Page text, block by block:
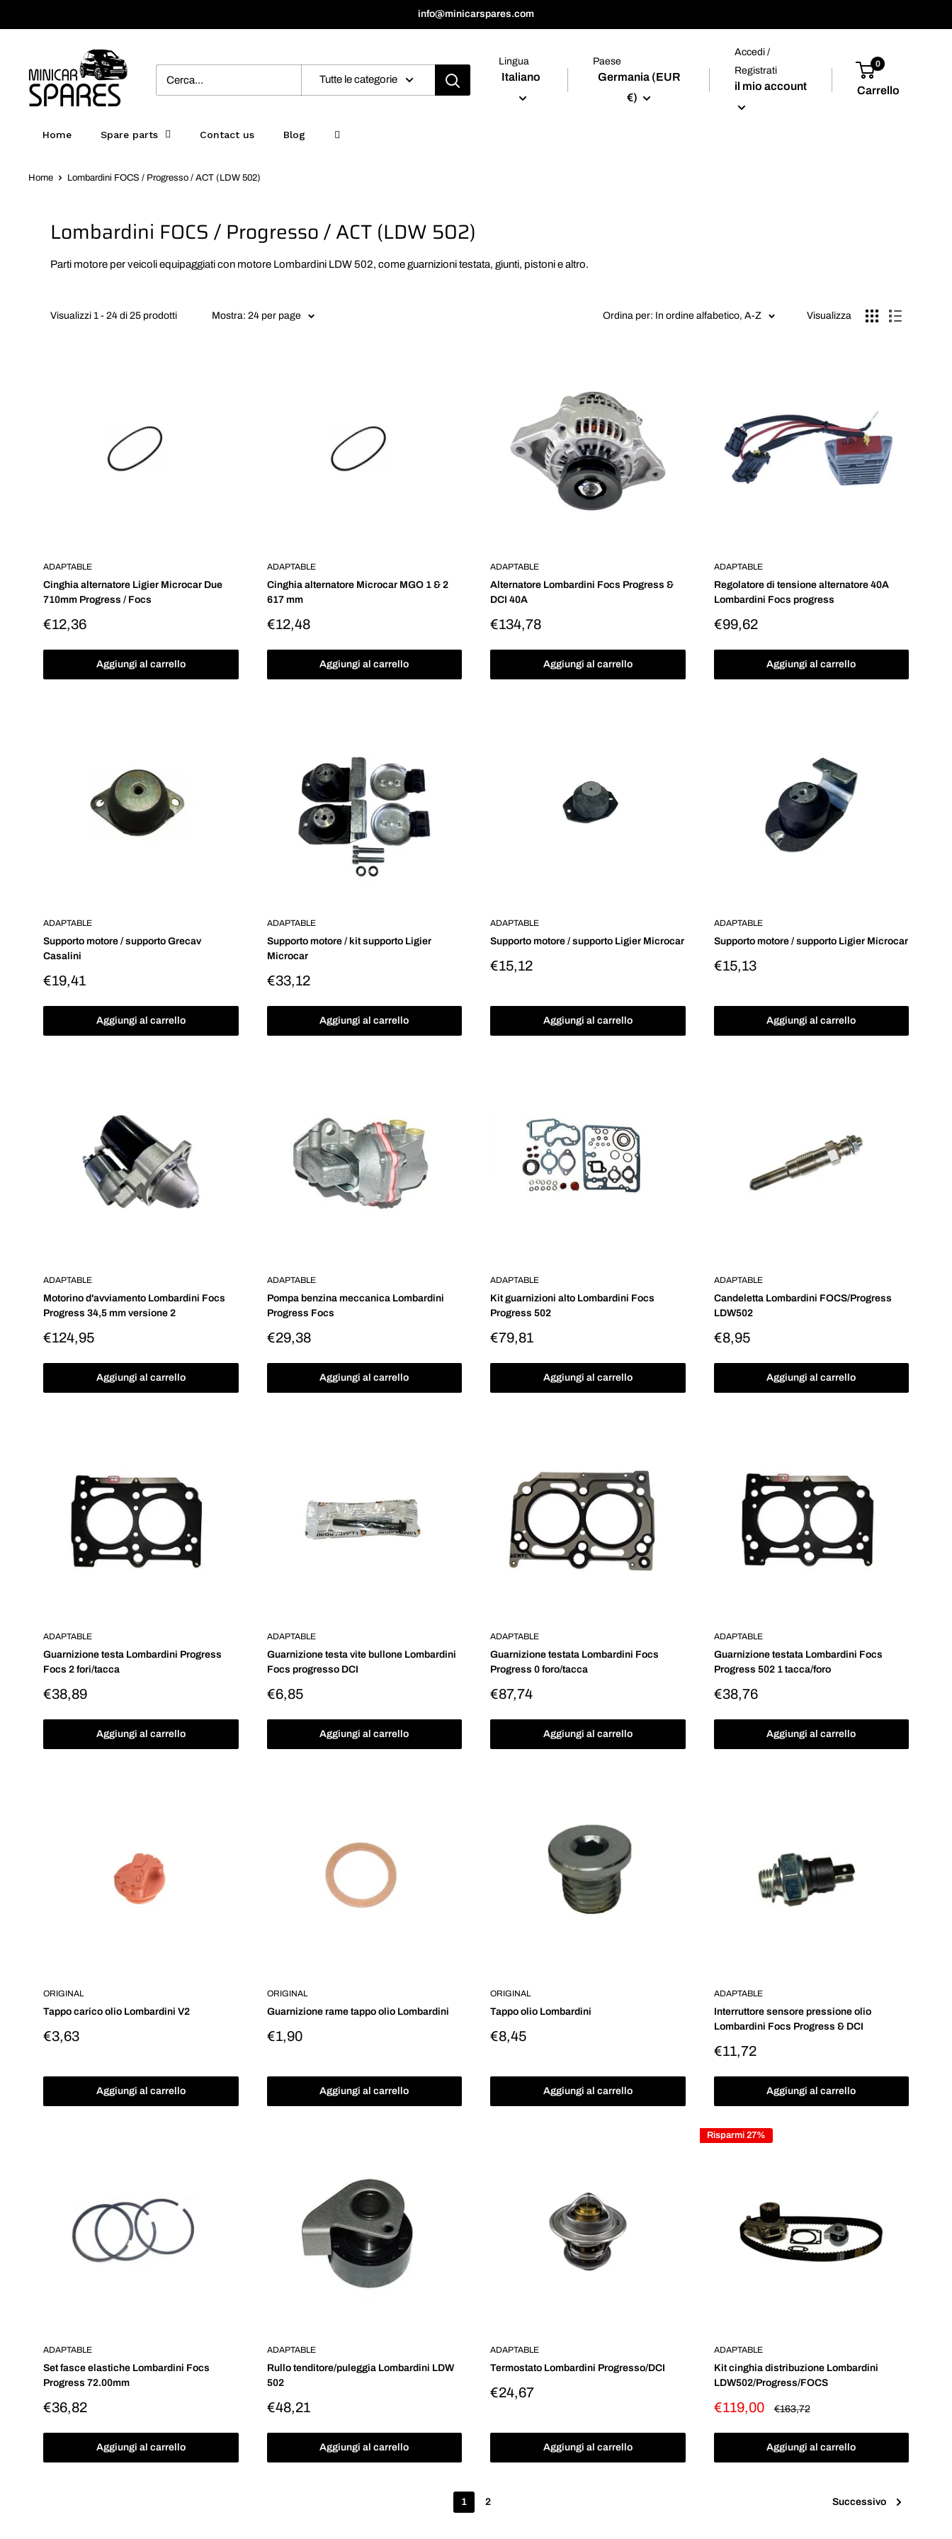
al
info@minicarspares.com
MinicarSpares
Tutte le categorie
Lingua
Italiano
Paese
Germania (EUR
€)
Accedi /
Registrati
il mio account
0
Carrello
Home Spare parts Contact us Blog
Home Lombardini FOCS / Progresso / ACT (LDW 502)
Lombardini FOCS / Progresso / ACT (LDW 502)
Parti motore per veicoli equipaggiati con motore Lombardini LDW 502, come guarnizioni testata, giunti, pistoni e altro.
Visualizzi 1 - 24 di 25 prodotti Mostra: 24 per page Ordina per: In ordine alfabetico, A-Z Visualizza
ADAPTABLE
Cinghia alternatore Ligier Microcar Due
710mm Progress / Focs
Prezzo
€12,36
Aggiungi al carrello
ADAPTABLE
Cinghia alternatore Microcar MGO 1 & 2
617 mm
Prezzo
€12,48
Aggiungi al carrello
ADAPTABLE
Alternatore Lombardini Focs Progress &
DCI 40A
Prezzo
€134,78
Aggiungi al carrello
ADAPTABLE
Regolatore di tensione alternatore 40A
Lombardini Focs progress
Prezzo
€99,62
Aggiungi al carrello
ADAPTABLE
Supporto motore / supporto Grecav
Casalini
Prezzo
€19,41
Aggiungi al carrello
ADAPTABLE
Supporto motore / kit supporto Ligier
Microcar
Prezzo
€33,12
Aggiungi al carrello
ADAPTABLE
Supporto motore / supporto Ligier Microcar
Prezzo
€15,12
Aggiungi al carrello
ADAPTABLE
Supporto motore / supporto Ligier Microcar
Prezzo
€15,13
Aggiungi al carrello
ADAPTABLE
Motorino d'avviamento Lombardini Focs
Progress 34,5 mm versione 2
Prezzo
€124,95
Aggiungi al carrello
ADAPTABLE
Pompa benzina meccanica Lombardini
Progress Focs
Prezzo
€29,38
Aggiungi al carrello
ADAPTABLE
Kit guarnizioni alto Lombardini Focs
Progress 502
Prezzo
€79,81
Aggiungi al carrello
ADAPTABLE
Candeletta Lombardini FOCS/Progress
LDW502
Prezzo
€8,95
Aggiungi al carrello
ADAPTABLE
Guarnizione testa Lombardini Progress
Focs 2 fori/tacca
Prezzo
€38,89
Aggiungi al carrello
ADAPTABLE
Guarnizione testa vite bullone Lombardini
Focs progresso DCI
Prezzo
€6,85
Aggiungi al carrello
ADAPTABLE
Guarnizione testata Lombardini Focs
Progress 0 foro/tacca
Prezzo
€87,74
Aggiungi al carrello
ADAPTABLE
Guarnizione testata Lombardini Focs
Progress 502 1 tacca/foro
Prezzo
€38,76
Aggiungi al carrello
ORIGINAL
Tappo carico olio Lombardini V2
Prezzo
€3,63
Aggiungi al carrello
ORIGINAL
Guarnizione rame tappo olio Lombardini
Prezzo
€1,90
Aggiungi al carrello
ORIGINAL
Tappo olio Lombardini
Prezzo
€8,45
Aggiungi al carrello
ADAPTABLE
Interruttore sensore pressione olio
Lombardini Focs Progress & DCI
Prezzo
€11,72
Aggiungi al carrello
ADAPTABLE
Set fasce elastiche Lombardini Focs
Progress 72.00mm
Prezzo
€36,82
Aggiungi al carrello
ADAPTABLE
Rullo tenditore/puleggia Lombardini LDW
502
Prezzo
€48,21
Aggiungi al carrello
ADAPTABLE
Termostato Lombardini Progresso/DCI
Prezzo
€24,67
Aggiungi al carrello
Risparmi 27%
ADAPTABLE
Kit cinghia distribuzione Lombardini
LDW502/Progress/FOCS
Prezzo
€119,00 Prezzo
€163,72
Aggiungi al carrello
1 2 Successivo